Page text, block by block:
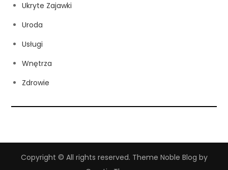
Ukryte Zajawki
Uroda
Usługi
Wnętrza
Zdrowie
Copyright © All rights reserved. Theme Noble Blog by